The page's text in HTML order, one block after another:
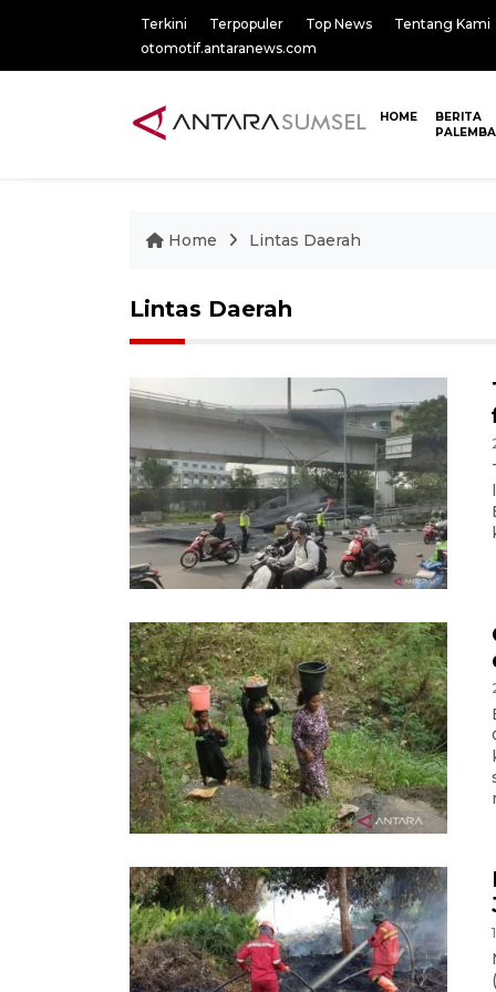
Terkini Terpopuler Top News
Tentang Kami
otomotif.antaranews.com
HOME
BERITA
Home Lintas Daerah
Lintas Daerah